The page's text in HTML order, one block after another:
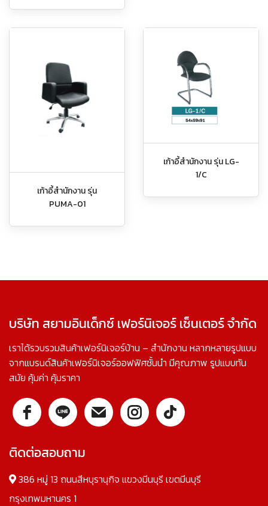
เก้าอี้สำนักงาน รุ่น
PUMA-01
เก้าอี้สำนักงาน รุ่น LG-
1/C
บริษัท สยามอินเด็กซ์ เฟอร์นิเจอร์ เซ็นเตอร์ จำกัด
เราได้รวบรวมสินค้าเฟอร์นิเจอร์บ้าน – สำนักงาน หลากหลายรูปแบบ
จากแบรนด์สินค้าเฟอร์นิเจอร์ออฟฟิศชั้นนำ มีคุณภาพ รูปแบบทัน
สมัย คุ้มค่า คุ้มราคา
ติดต่อสอบถาม
386 หมู่ 13 ถนนสีหบุรานุกิจ แขวงมีนบุรี เขตมีนบุรี
กรุงเทพมหานคร 1